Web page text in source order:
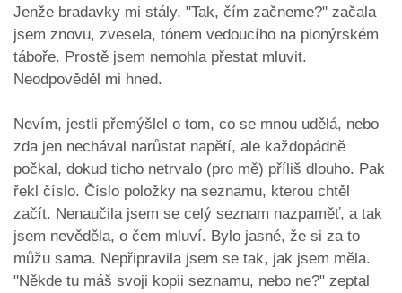
Jenže bradavky mi stály. "Tak, čím začneme?" začala
jsem znovu, zvesela, tónem vedoucího na pionýrském
táboře. Prostě jsem nemohla přestat mluvit.
Neodpověděl mi hned.
Nevím, jestli přemýšlel o tom, co se mnou udělá, nebo
zda jen nechával narůstat napětí, ale každopádně
počkal, dokud ticho netrvalo (pro mě) příliš dlouho. Pak
řekl číslo. Číslo položky na seznamu, kterou chtěl
začít. Nenaučila jsem se celý seznam nazpaměť, a tak
jsem nevěděla, o čem mluví. Bylo jasné, že si za to
můžu sama. Nepřipravila jsem se tak, jak jsem měla.
"Někde tu máš svoji kopii seznamu, nebo ne?" zeptal